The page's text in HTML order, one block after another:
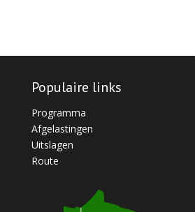
Populaire links
Programma
Afgelastingen
Uitslagen
Route